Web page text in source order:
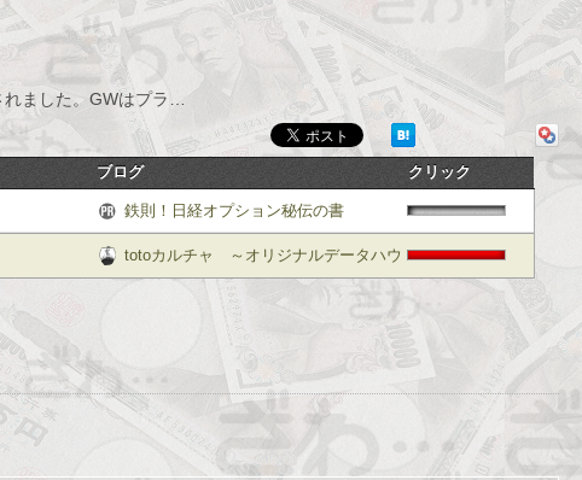
ました。GWはプラ…
ブログ クリック
鉄則！日経オプション秘伝の書
totoカルチャ ～オリジナルデータハウ